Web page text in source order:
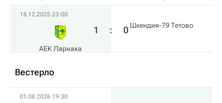
18.12.2025 23:00
АЕК Ларнака
1 : 0 Шкендия-79 Тетово
Вестерло
01.08.2026 19:30